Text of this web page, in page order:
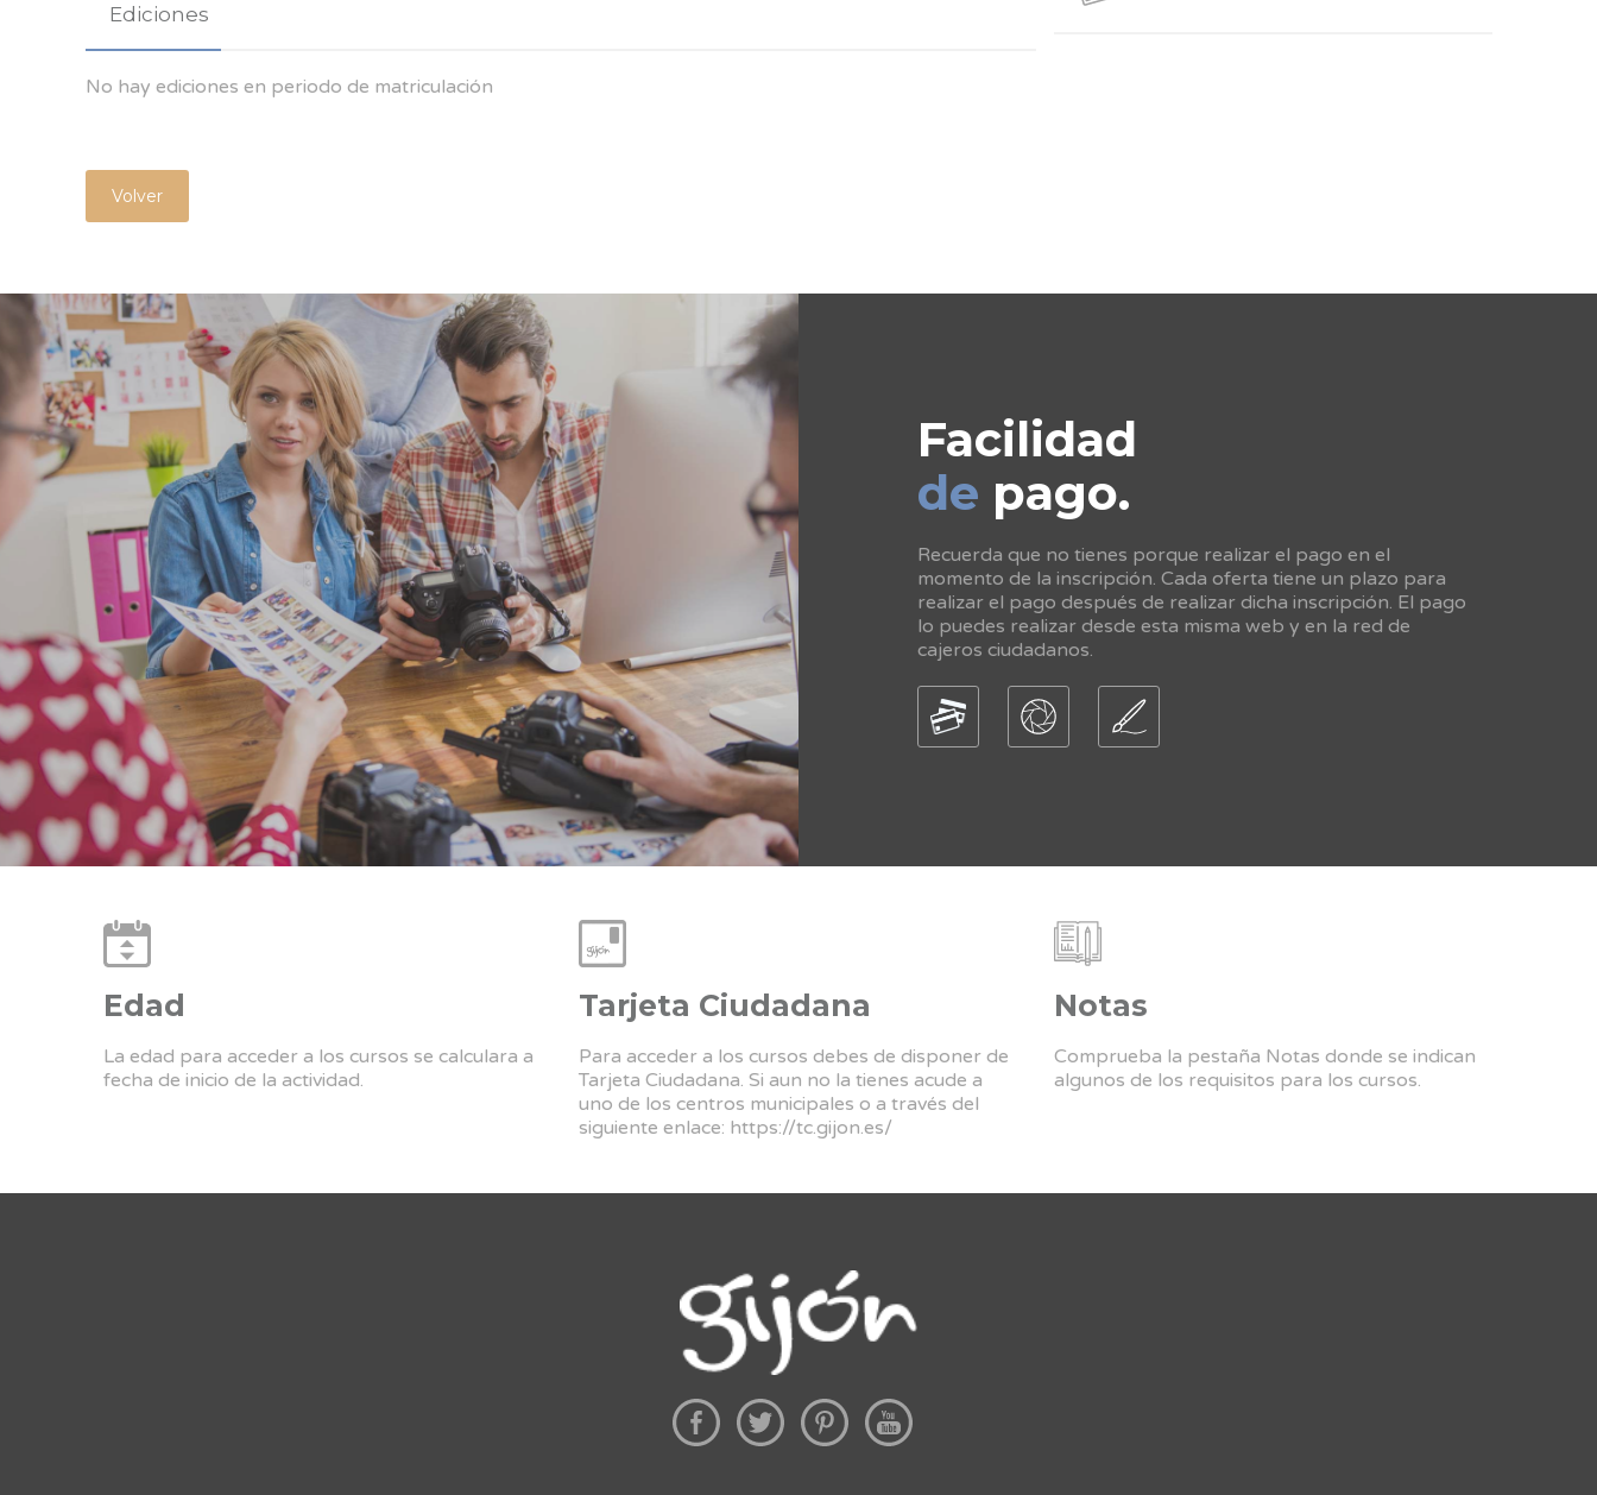
Ediciones
No hay ediciones en periodo de matriculación
Volver
Facilidad
de pago.
Recuerda que no tienes porque realizar el pago en el
momento de la inscripción. Cada oferta tiene un plazo para
realizar el pago después de realizar dicha inscripción. El pago
lo puedes realizar desde esta misma web y en la red de
cajeros ciudadanos.
Edad
La edad para acceder a los cursos se calculara a
fecha de inicio de la actividad.
Tarjeta Ciudadana
Para acceder a los cursos debes de disponer de
Tarjeta Ciudadana. Si aun no la tienes acude a
uno de los centros municipales o a través del
siguiente enlace: https://tc.gijon.es/
Notas
Comprueba la pestaña Notas donde se indican
algunos de los requisitos para los cursos.